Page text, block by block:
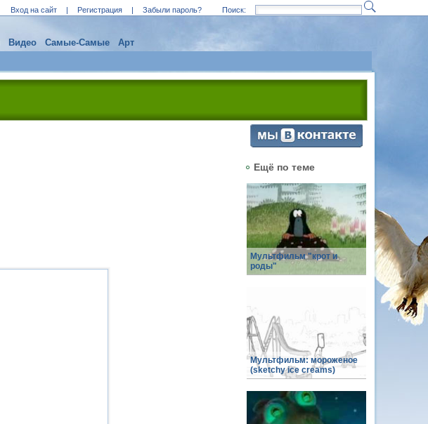
Вход на сайт | Регистрация | Забыли пароль? Поиск:
Видео Самые-Самые Арт
Ещё по теме
Мультфильм "крот и
роды"
Мультфильм: мороженое
(sketchy ice creams)